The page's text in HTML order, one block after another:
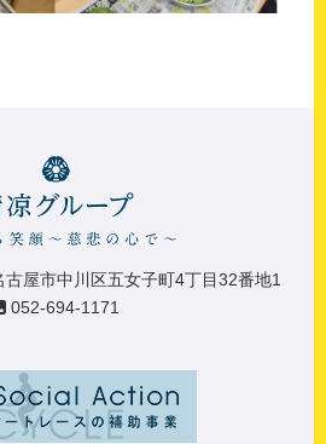
屋市中川区五女子町4丁目32番地1
052-694-1171